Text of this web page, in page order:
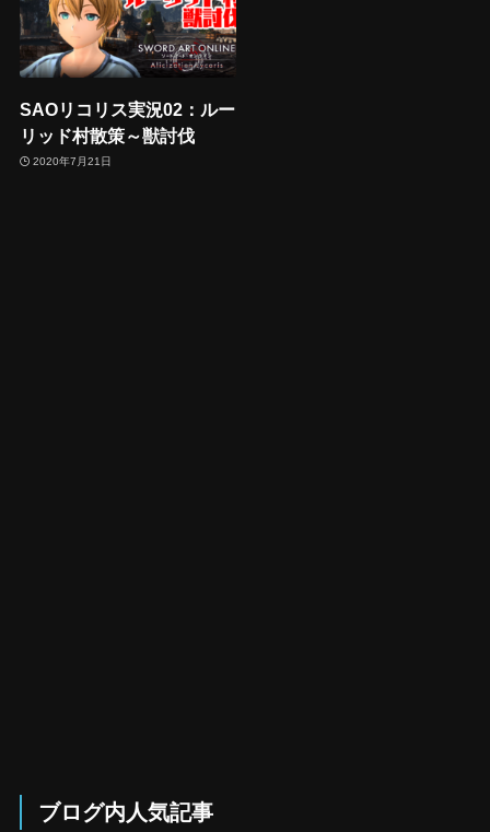
SAOリコリス実況02：ルー
リッド村散策～獣討伐
2020年7月21日
ブログ内人気記事